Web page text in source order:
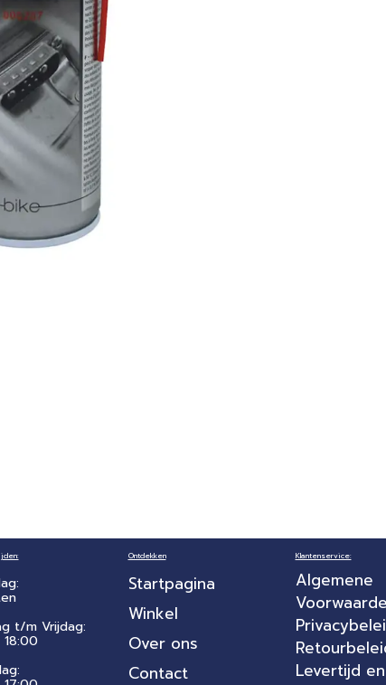
t/m Vrijdag:
Ontdekken
Startpagina
Winkel
Over ons
Contact
Klantenservice:
Algemene
Levertijd en